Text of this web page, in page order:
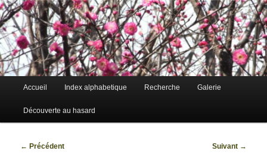
Accueil Index alphabetique Recherche Galerie
Découverte au hasard
Navigation
← Précédent Suivant →